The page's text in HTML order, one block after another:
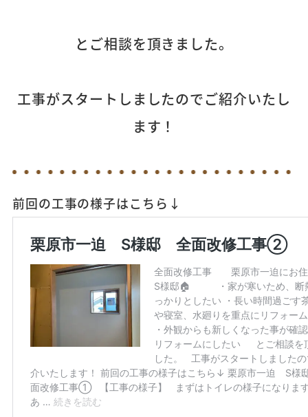
とご相談を頂きました。
工事がスタートしましたのでご紹介いたし
ます！
前回の工事の様子はこちら↓